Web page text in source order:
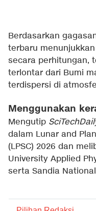
Berdasarkan
terbaru
secara perhitungan,
terlontar dari Bumi
terdispersi di
Menggunakan
Mengutip
dalam Lunar and
(LPSC) 2026 dan
University Applied
serta Sandia